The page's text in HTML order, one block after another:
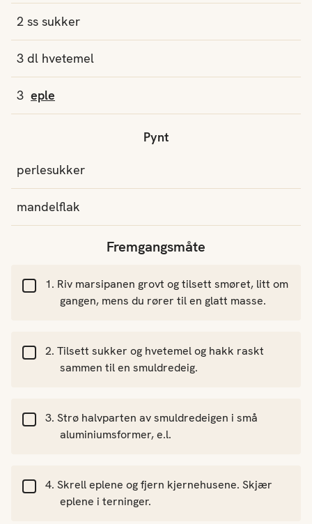
2 ss sukker
3 dl hvetemel
3 eple
Pynt
perlesukker
mandelflak
Fremgangsmåte
Riv marsipanen grovt og tilsett smøret, litt om
gangen, mens du rører til en glatt masse.
Tilsett sukker og hvetemel og hakk raskt
sammen til en smuldredeig.
Strø halvparten av smuldredeigen i små
aluminiumsformer, e.l.
Skrell eplene og fjern kjernehusene. Skjær
eplene i terninger.